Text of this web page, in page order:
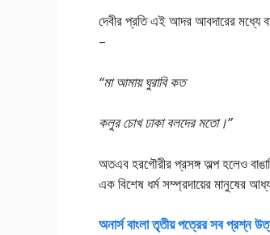
দেবীর প্রতি এই আদর আবদারের মধ্যে
–
“মা আমায় ঘুরাবি কত
কলুর চোখ ঢাকা বলদের মতো।”
অতএব হরগৌরীর প্রসঙ্গ অল্প হলেও
এক বিশেষ ধর্ম সম্প্রদায়ের মানুষের
অনার্স বাংলা তৃতীয় পত্রের সব প্রশ্ন